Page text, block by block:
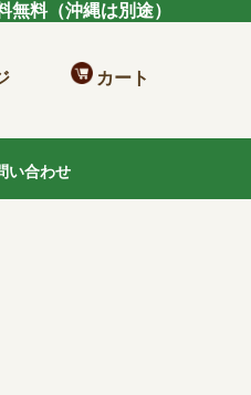
料（沖縄は別途）
カート
い合わせ